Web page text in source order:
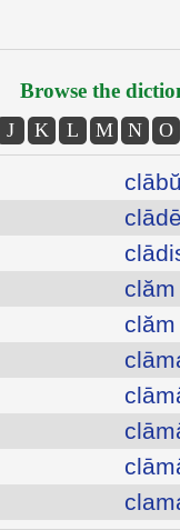
Browse the
J K L M N O
clăm
clăm